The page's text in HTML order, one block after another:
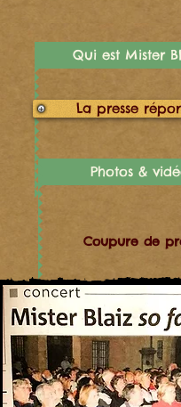
Qui est Mister
La presse
Photos &
Coupure de